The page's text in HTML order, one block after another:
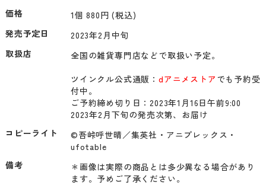
価格
1個 880円 (税込)
発売予定日
2023年2月中旬
取扱店
全国の雑貨専門店などで取扱い予定。
ツインクル公式通販： dアニメストア でも予約受
付中。
ご予約締め切り日：2023年1月16日午前9:00
2023年2月下旬の発売次第、お届け
コピーライト
©吾峠呼世晴／集英社・アニプレックス・
ufotable
備考
＊画像は実際の商品とは多少異なる場合があり
ます。予めご了承ください。